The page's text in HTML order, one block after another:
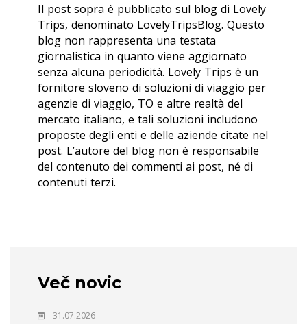
Il post sopra è pubblicato sul blog di Lovely
Trips, denominato LovelyTripsBlog. Questo
blog non rappresenta una testata
giornalistica in quanto viene aggiornato
senza alcuna periodicità. Lovely Trips è un
fornitore sloveno di soluzioni di viaggio per
agenzie di viaggio, TO e altre realtà del
mercato italiano, e tali soluzioni includono
proposte degli enti e delle aziende citate nel
post. L’autore del blog non è responsabile
del contenuto dei commenti ai post, né di
contenuti terzi.
Več novic
31.07.2026